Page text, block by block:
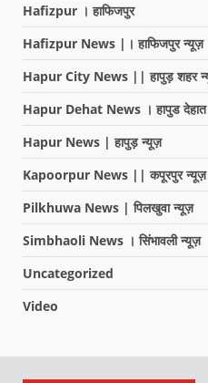
Hafizpur । हाफिजपुर
Hafizpur News |। हाफिजपुर न्यूज़
Hapur City News || हापुड़ शहर
Hapur Dehat News । हापुड
Hapur News | हापुड़ न्यूज़
Kapoorpur News || कपूरपुर न्यूज़
Pilkhuwa News | पिलखुवा न्यूज़
Simbhaoli News । सिंभावली न्यूज़
Uncategorized
Video